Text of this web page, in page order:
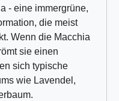
- eine immergrüne,
die meist
Wenn die Macchia
sie einen
sich typische
wie Lavendel,